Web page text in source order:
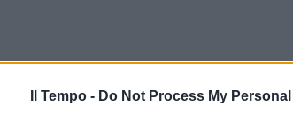
Il Tempo - Do Not Process My